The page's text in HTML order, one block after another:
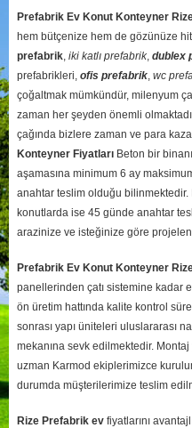
Prefabrik Ev Konut Konteyner
hem bütçenize hem de gözünüze
prefabrik, iki katlı prefabrik, dublex
prefabrikleri, ofis prefabrik, wc
çoğaltmak mümkündür, milenyum
zaman her şeyden önemli
çağında bizlere zaman ve para
Konteyner Fiyatları Beton bir
aşamasına minimum 6 ay
anahtar teslim olduğu bilinmektedir.
konutlarda ise 45 günde anahtar
arazinize ve isteğinize göre
Prefabrik Ev Konut Konteyner
panellerinden çatı sistemine kadar
ön üretim hattında kalite kontrol
sonrası yapı üniteleri uluslararası
mekanına sevk edilmektedir.
uzman Karmod ekiplerimizce
durumda müşterilerimize teslim
RizePrefabrik evfiyatlarını